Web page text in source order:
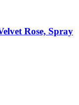
Rose, Spray